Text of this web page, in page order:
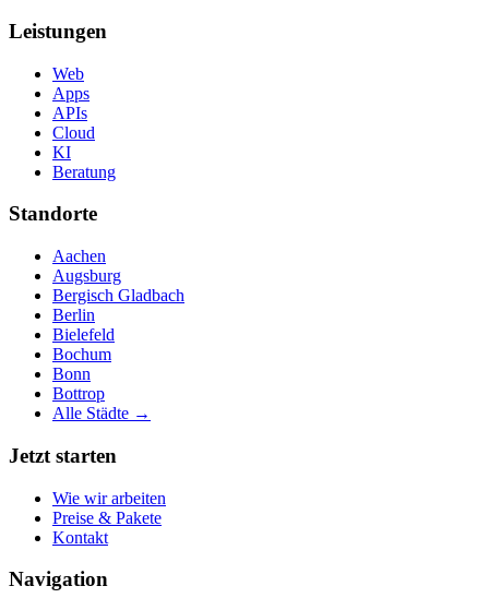
Leistungen
Web
Apps
APIs
Cloud
KI
Beratung
Standorte
Aachen
Augsburg
Bergisch Gladbach
Berlin
Bielefeld
Bochum
Bonn
Bottrop
Alle Städte →
Jetzt starten
Wie wir arbeiten
Preise & Pakete
Kontakt
Navigation